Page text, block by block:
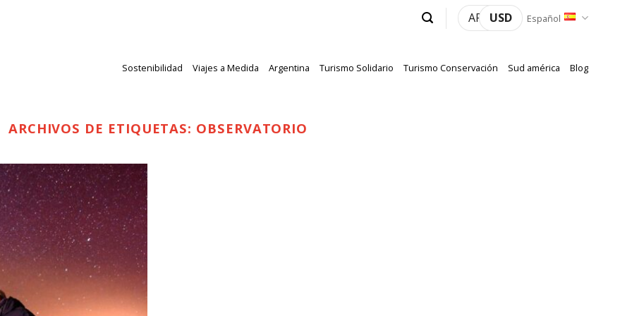
ARS USD Español
Sostenibilidad Viajes a Medida Argentina Turismo Solidario Turismo Conservación Sud américa Blog
ARCHIVOS DE ETIQUETAS: OBSERVATORIO